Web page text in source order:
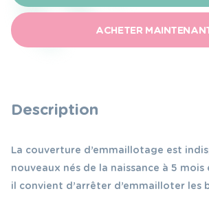
d'emmaillotage
beige
ACHETER
Description
La couverture d’emmaillotage est
nouveaux nés de la naissance à 5 mois
il convient d’arrêter d’emmailloter les